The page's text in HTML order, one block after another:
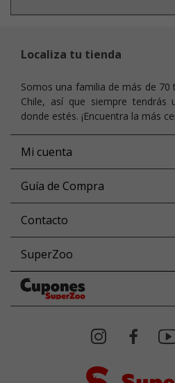
Localiza tu tienda
Somos una familia de más de
Chile, así que siempre tendrás
donde estés. ¡Encuentra la más
Mi cuenta
Guía de Compra
Contacto
SuperZoo